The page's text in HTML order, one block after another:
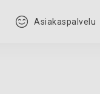
Asiakaspalvelu